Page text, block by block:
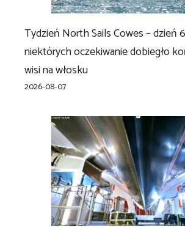
Tydzień North Sails Cowes – dzień
niektórych oczekiwanie dobiegło
wisi na włosku
2026-08-07